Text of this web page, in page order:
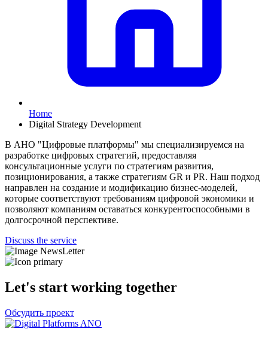
Home
Digital Strategy Development
В АНО "Цифровые платформы" мы специализируемся на
разработке цифровых стратегий, предоставляя
консультационные услуги по стратегиям развития,
позиционирования, а также стратегиям GR и PR. Наш подход
направлен на создание и модификацию бизнес-моделей,
которые соответствуют требованиям цифровой экономики и
позволяют компаниям оставаться конкурентоспособными в
долгосрочной перспективе.
Discuss the service
Let's start working together
Обсудить проект